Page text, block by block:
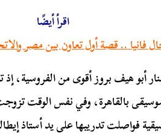
اقرأ أيضًا
فانيا .. قصة أول تعاون بين مصر
أبو هيف بروز أقوى من الفروسية،
بالقاهرة، وفي نفس الوقت
فواصلت تدريبها على يد أستاذ